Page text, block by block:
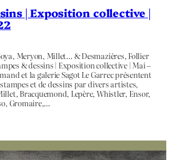
| Exposition collective |
Meryon, Millet… & Desmazières, Follier
& dessins | Exposition collective | Mai –
et la galerie Sagot Le Garrec présentent
et de dessins par divers artistes,
Bracquemond, Lepère, Whistler, Ensor,
Gromaire,…